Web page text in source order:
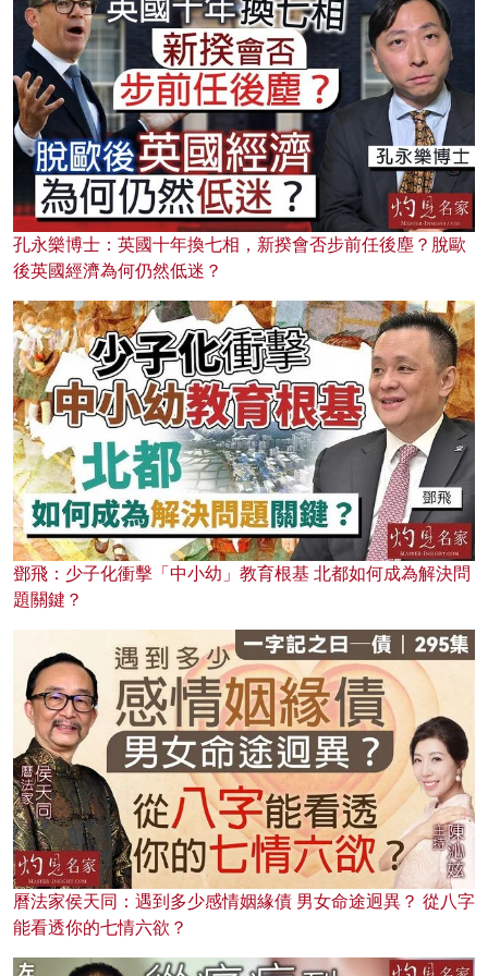
孔永樂博士：英國十年換七相，新揆會否步前任後塵？脫歐
後英國經濟為何仍然低迷？
鄧飛：少子化衝擊「中小幼」教育根基 北都如何成為解決問
題關鍵？
曆法家侯天同：遇到多少感情姻緣債 男女命途迥異？ 從八字
能看透你的七情六欲？